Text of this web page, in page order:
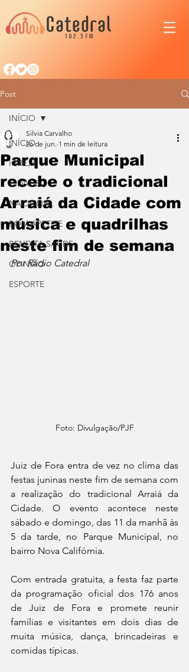
Post
INÍCIO
IGREJA
CIDADE
NACIONAL
BOM APETITE
BENDITA SAÚDE
OPINIÃO
ESPORTE
INÍCIO
Parque Municipal
recebe o tradicional
Arraiá da Cidade com
música e quadrilhas
neste fim de semana
Silvia Carvalho
26 de jun. 1 min de leitura
Por Rádio Catedral
Foto: Divulgação/PJF
Juiz de Fora entra de vez no clima das
festas juninas neste fim de semana com
a realização do tradicional Arraiá da
Cidade. O evento acontece neste
sábado e domingo, das 11 da manhã às
5 da tarde, no Parque Municipal, no
bairro Nova Califórnia.
Com entrada gratuita, a festa faz parte
da programação oficial dos 176 anos
de Juiz de Fora e promete reunir
famílias e visitantes em dois dias de
muita música, dança, brincadeiras e
comidas típicas.